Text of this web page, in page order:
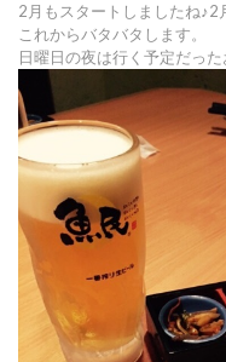
2月もスタートしましたね
これからバタバタします。
日曜日の夜は行く予定だっ